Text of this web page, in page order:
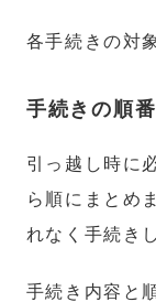
各手続きの対
手続きの順
引っ越し時に
ら順にまとめ
れなく手続き
手続き内容と